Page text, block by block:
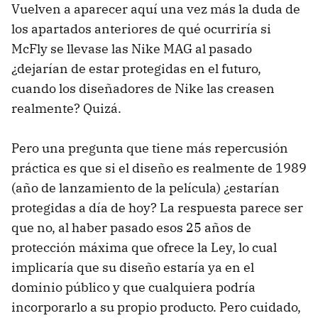
Vuelven a aparecer aquí una vez más la duda de
los apartados anteriores de qué ocurriría si
McFly se llevase las Nike MAG al pasado
¿dejarían de estar protegidas en el futuro,
cuando los diseñadores de Nike las creasen
realmente? Quizá.
Pero una pregunta que tiene más repercusión
práctica es que si el diseño es realmente de 1989
(año de lanzamiento de la película) ¿estarían
protegidas a día de hoy? La respuesta parece ser
que no, al haber pasado esos 25 años de
protección máxima que ofrece la Ley, lo cual
implicaría que su diseño estaría ya en el
dominio público y que cualquiera podría
incorporarlo a su propio producto. Pero cuidado,